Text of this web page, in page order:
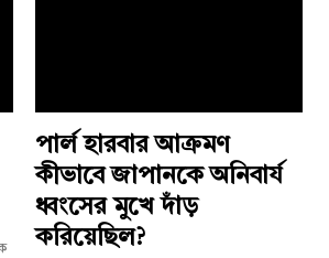
পার্ল হারবার আক্রমণ
কীভাবে জাপানকে অনিবার্য
ধ্বংসের মুখে দাঁড়
করিয়েছিল?